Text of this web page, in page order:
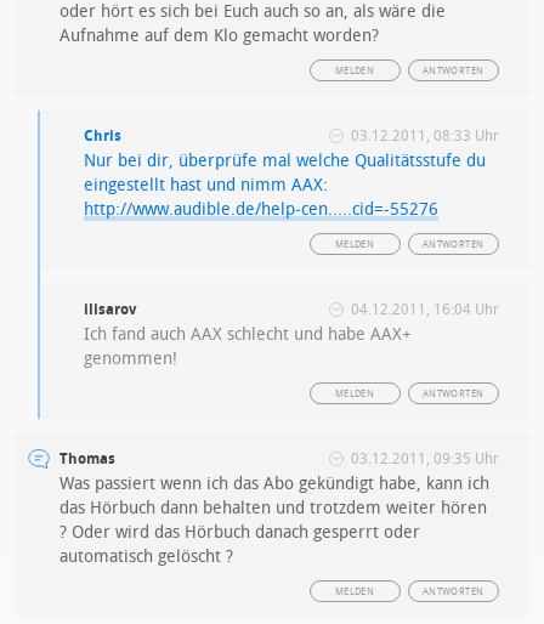
oder hört es sich bei Euch auch so an, als wäre die
Aufnahme auf dem Klo gemacht worden?
ANTWORTEN
MELDEN
Chris 03.12.2011, 08:33 Uhr
Nur bei dir, überprüfe mal welche Qualitätsstufe du
eingestellt hast und nimm AAX:
http://www.audible.de/help-cen.....cid=-55276
ANTWORTEN
MELDEN
ilisarov 04.12.2011, 16:04 Uhr
Ich fand auch AAX schlecht und habe AAX+
genommen!
ANTWORTEN
MELDEN
Thomas 03.12.2011, 09:35 Uhr
Was passiert wenn ich das Abo gekündigt habe, kann ich
das Hörbuch dann behalten und trotzdem weiter hören
? Oder wird das Hörbuch danach gesperrt oder
automatisch gelöscht ?
ANTWORTEN
MELDEN